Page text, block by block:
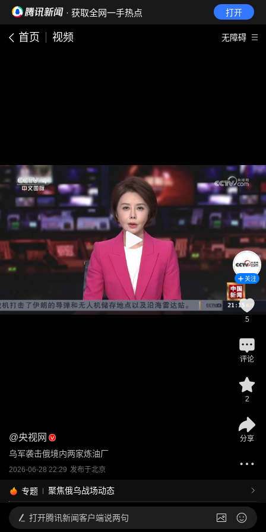
· 获取全网一手热点 打开
首页 视频 无障碍
@央视网
乌军袭击俄境内两家炼油厂
2026-06-28 22:29 发布于北京
专题 聚焦俄乌战场动态
关注
5
评论
2
分享
打开腾讯新闻客户端说两句